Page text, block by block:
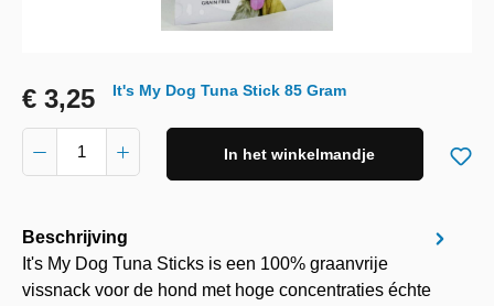
€ 3,25 It's My Dog Tuna Stick 85 Gram
In het winkelmandje
Beschrijving
It's My Dog Tuna Sticks is een 100% graanvrije
vissnack voor de hond met hoge concentraties échte